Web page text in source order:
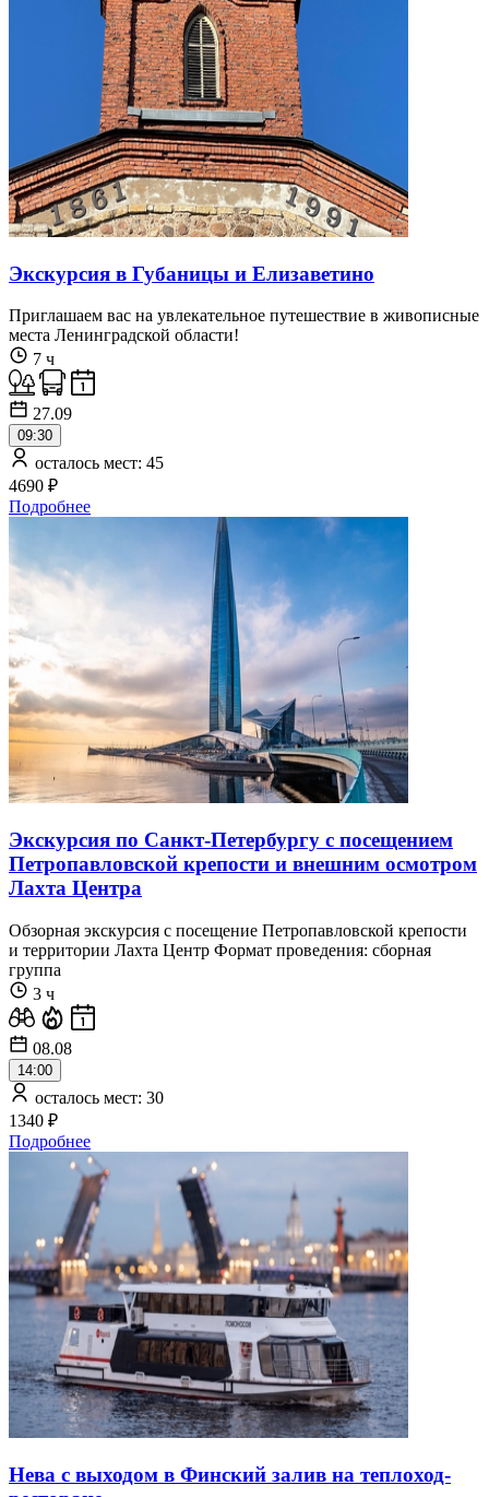
Экскурсия в Губаницы и Елизаветино
Приглашаем вас на увлекательное путешествие в живописные
места Ленинградской области!
7 ч
27.09
09:30
осталось мест: 45
4690 ₽
Подробнее
Экскурсия по Санкт-Петербургу с посещением
Петропавловской крепости и внешним осмотром
Лахта Центра
Обзорная экскурсия с посещение Петропавловской крепости
и территории Лахта Центр Формат проведения: сборная
группа
3 ч
08.08
14:00
осталось мест: 30
1340 ₽
Подробнее
Нева с выходом в Финский залив на теплоход-